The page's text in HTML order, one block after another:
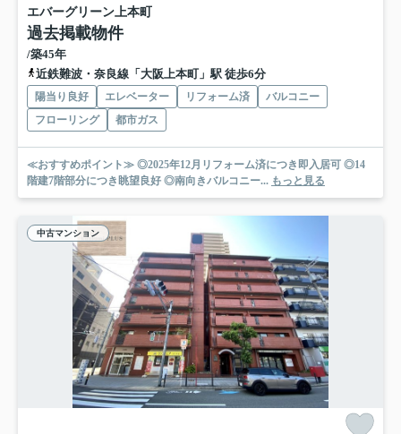
エバーグリーン上本町
過去掲載物件
/築45年
近鉄難波・奈良線「大阪上本町」駅 徒歩6分
陽当り良好 エレベーター リフォーム済
バルコニー
フローリング
都市ガス
≪おすすめポイント≫ ◎2025年12月リフォーム済につき即入居可 ◎14
階建7階部分につき眺望良好 ◎南向きバルコニー... もっと見る
中古マンション